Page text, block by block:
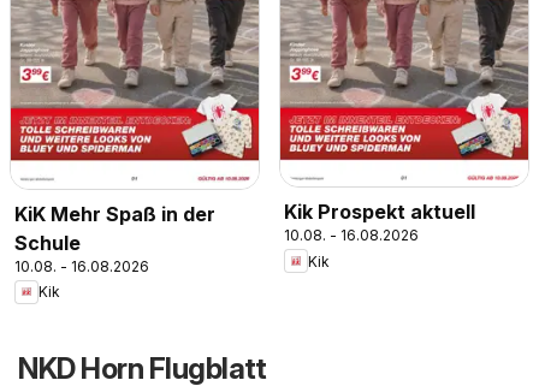
KiK Mehr Spaß in der
Schule
10.08. - 16.08.2026
Kik
Kik Prospekt aktuell
10.08. - 16.08.2026
Kik
NKD Horn Flugblatt